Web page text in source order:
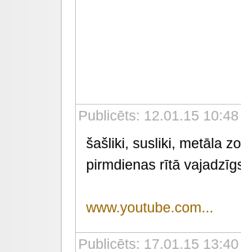
Publicēts: 12.01.15 10:48
šašliki, susliki, metāla
pirmdienas rītā
www.youtube.com...
Publicēts: 17.01.15 13:40